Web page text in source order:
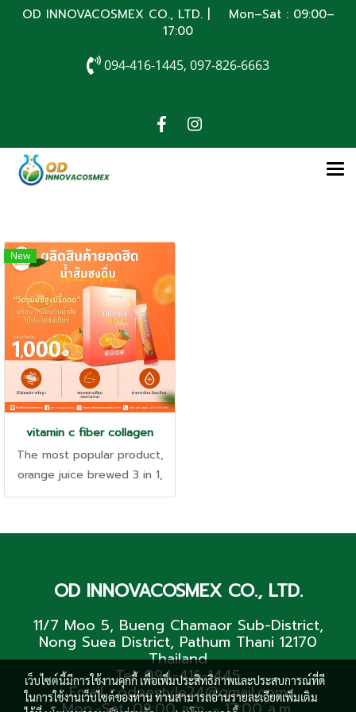
OD INNOVACOSMEX CO., LTD. | Mon–Sat : 09:00–
17:00
094-416-1445, 097-826-6663
New
vitamin c fiber collagen
The most popular product,
orange juice brewed 3 in 1,
take care of everything in
Immune Support High in
orange juice.
OD INNOVACOSMEX CO., LTD.
11/7 Moo 5, Bueng Chamaor Sub-District,
Nong Suea District, Pathum Thani 12170
Thailand
Tel. 094-416-1445
Email : odeestyle24@gmail.com
เว็บไซต์นี้มีการใช้งานคุกกี้ เพื่อเพิ่มประสิทธิภาพและประสบการณ์ที่ดี
ในการใช้งานเว็บไซต์ของท่าน ท่านสามารถอ่านรายละเอียดเพิ่มเติม